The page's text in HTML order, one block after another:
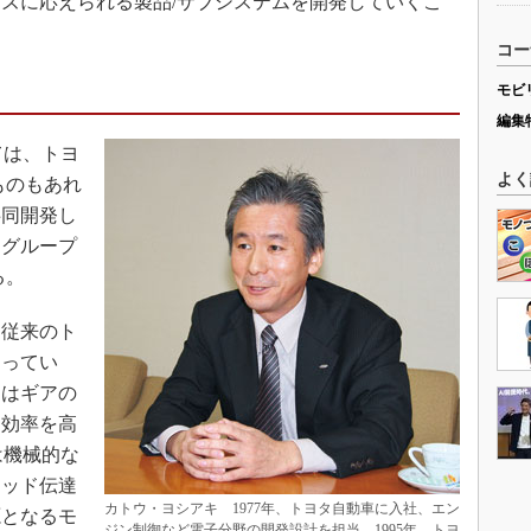
カトウ・ヨシアキ 1977年、トヨタ自動車に入社、エン
、トヨ
のもあれ
開発し
ループ
来のト
てい
ギアの
率を高
械的な
ド伝達
なるモ
コ
モビ
編集
よ